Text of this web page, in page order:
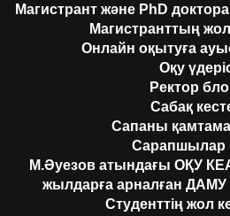
Магистрант және PhD
Магистранттың жол
Онлайн оқытуға
Оқу
Ректор
Сабақ
Сапаны
Сарапшылар
М.Әуезов атындағы ОҚУ
жылдарға арналған
Студенттің жол